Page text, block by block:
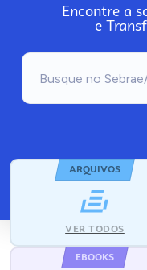
Encontre a
e
ARQUIVOS
VER TODOS
EBOOKS